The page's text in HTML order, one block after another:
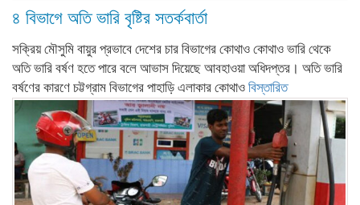
৪ বিভাগে অতি ভারি বৃষ্টির সতর্কবার্তা
সক্রিয় মৌসুমি বায়ুর প্রভাবে দেশের চার বিভাগের কোথাও কোথাও ভারি থেকে
অতি ভারি বর্ষণ হতে পারে বলে আভাস দিয়েছে আবহাওয়া অধিদপ্তর। অতি ভারি
বর্ষণের কারণে চট্টগ্রাম বিভাগের পাহাড়ি এলাকার কোথাও বিস্তারিত